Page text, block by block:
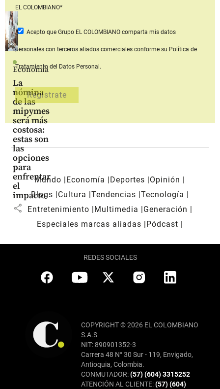
Economía
La
nómina
de las
mipymes
será más
costosa:
estas son
las
opciones
para
enfrentar
el
impacto
share
EL COLOMBIANO*
Acepto que Grupo EL COLOMBIANOcomparta mis datos
personales con terceros aliados comerciales conforme su Política de
Tratamiento del Datos Personal.
Mundo Economía Deportes
Opinión
Blogs
Cultura Tendencias Tecnología
Entretenimiento
Multimedia
Generación
Especiales marcas aliadas
Pódcast
REDES SOCIALES
COPYRIGHT © 2026 EL COLOMBIANO
S.A.S
NIT: 890901352-3
Carrera 48 N° 30 Sur - 119, Envigado,
Antioquia, Colombia.
CONMUTADOR:(57) (604) 3315252
ATENCIÓN AL CLIENTE:(57) (604)